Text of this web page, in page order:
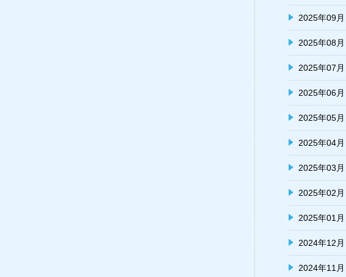
2025年09月
2025年08月
2025年07月
2025年06月
2025年05月
2025年04月
2025年03月
2025年02月
2025年01月
2024年12月
2024年11月